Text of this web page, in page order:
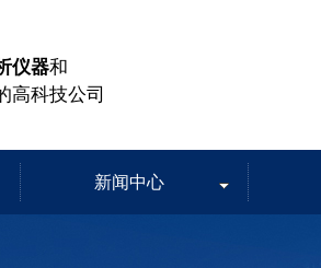
仪器和
高科技公司
新闻中心